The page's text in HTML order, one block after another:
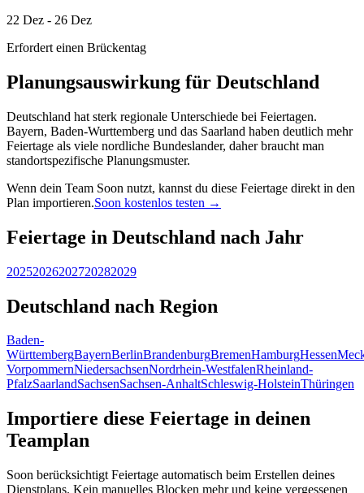
22 Dez - 26 Dez
Erfordert einen Brückentag
Planungsauswirkung für Deutschland
Deutschland hat sterk regionale Unterschiede bei Feiertagen.
Bayern, Baden-Wurttemberg und das Saarland haben deutlich mehr
Feiertage als viele nordliche Bundeslander, daher braucht man
standortspezifische Planungsmuster.
Wenn dein Team Soon nutzt, kannst du diese Feiertage direkt in den
Plan importieren.Soon kostenlos testen →
Feiertage in Deutschland nach Jahr
20252026202720282029
Deutschland nach Region
Baden-
WürttembergBayernBerlinBrandenburgBremenHamburgHessen
VorpommernNiedersachsenNordrhein-WestfalenRheinland-
PfalzSaarlandSachsenSachsen-AnhaltSchleswig-HolsteinThüringen
Importiere diese Feiertage in deinen
Teamplan
Soon berücksichtigt Feiertage automatisch beim Erstellen deines
Dienstplans. Kein manuelles Blocken mehr und keine vergessenen